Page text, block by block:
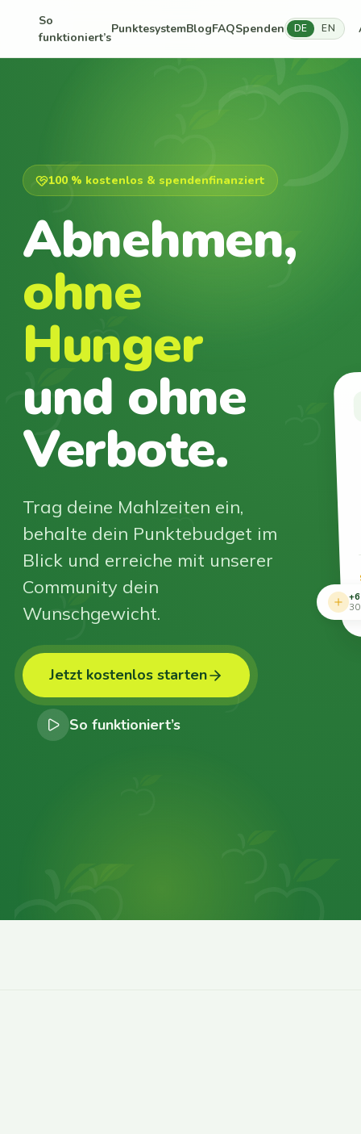
So
funktioniert’s
PunktesystemBlogFAQSpenden DE EN
100 % kostenlos & spendenfinanziert
Abnehmen,
ohne
Hunger
und ohne
Verbote.
Trag deine Mahlzeiten ein,
behalte dein Punktebudget im
Blick und erreiche mit unserer
Community dein
Wunschgewicht.
Jetzt kostenlos starten
So funktioniert’s